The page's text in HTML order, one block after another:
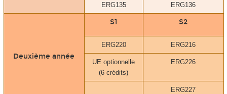
ERG135 ERG136
Deuxième année
S1 S2
ERG220 ERG216
UE optionnelle
(6 crédits)
ERG226
ERG227